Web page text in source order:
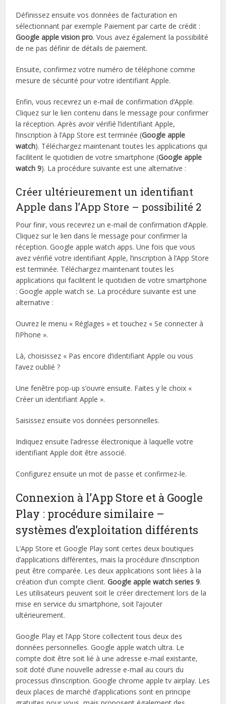
Définissez ensuite vos données de facturation en
sélectionnant par exemple Paiement par carte de crédit :
Google apple vision pro. Vous avez également la possibilité
de ne pas définir de détails de paiement.
Ensuite, confirmez votre numéro de téléphone comme
mesure de sécurité pour votre identifiant Apple.
Enfin, vous recevrez un e-mail de confirmation d’Apple.
Cliquez sur le lien contenu dans le message pour confirmer
la réception. Après avoir vérifié l’identifiant Apple,
l’inscription à l’App Store est terminée (Google apple
watch). Téléchargez maintenant toutes les applications qui
facilitent le quotidien de votre smartphone (Google apple
watch 9). La procédure suivante est une alternative :
Créer ultérieurement un identifiant
Apple dans l’App Store – possibilité 2
Pour finir, vous recevrez un e-mail de confirmation d’Apple.
Cliquez sur le lien dans le message pour confirmer la
réception. Google apple watch apps. Une fois que vous
avez vérifié votre identifiant Apple, l’inscription à l’App Store
est terminée. Téléchargez maintenant toutes les
applications qui facilitent le quotidien de votre smartphone
: Google apple watch se. La procédure suivante est une
alternative :
Ouvrez le menu « Réglages » et touchez « Se connecter à
l’iPhone ».
Là, choisissez « Pas encore d’identifiant Apple ou vous
l’avez oublié ?
Une fenêtre pop-up s’ouvre ensuite. Faites y le choix «
Créer un identifiant Apple ».
Saisissez ensuite vos données personnelles.
Indiquez ensuite l’adresse électronique à laquelle votre
identifiant Apple doit être associé.
Configurez ensuite un mot de passe et confirmez-le.
Connexion à l’App Store et à Google
Play : procédure similaire –
systèmes d’exploitation différents
L’App Store et Google Play sont certes deux boutiques
d’applications différentes, mais la procédure d’inscription
peut être comparée. Les deux applications sont liées à la
création d’un compte client.Google apple watch series 9.
Les utilisateurs peuvent soit le créer directement lors de la
mise en service du smartphone, soit l’ajouter
ultérieurement.
Google Play et l’App Store collectent tous deux des
données personnelles. Google apple watch ultra. Le
compte doit être soit lié à une adresse e-mail existante,
soit doté d’une nouvelle adresse e-mail au cours du
processus d’inscription. Google chrome apple tv airplay. Les
deux places de marché d’applications sont en principe